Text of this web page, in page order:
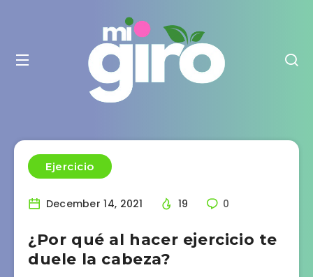
Ejercicio
December 14, 2021 19 0
¿Por qué al hacer ejercicio te
duele la cabeza?